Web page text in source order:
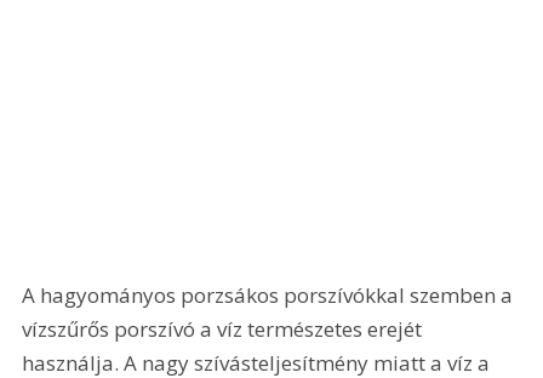
A hagyományos porzsákos porszívókkal szemben a
vízszűrős porszívó a víz természetes erejét
használja. A nagy szívásteljesítmény miatt a víz a